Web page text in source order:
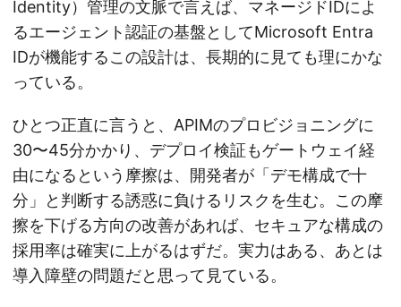
Identity）管理の文脈で言えば、マネージドIDによ
るエージェント認証の基盤としてMicrosoft Entra
IDが機能するこの設計は、長期的に見ても理にかな
っている。
ひとつ正直に言うと、APIMのプロビジョニングに
30〜45分かかり、デプロイ検証もゲートウェイ経
由になるという摩擦は、開発者が「デモ構成で十
分」と判断する誘惑に負けるリスクを生む。この摩
擦を下げる方向の改善があれば、セキュアな構成の
採用率は確実に上がるはずだ。実力はある、あとは
導入障壁の問題だと思って見ている。